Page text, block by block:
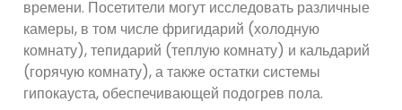
времени. Посетители могут исследовать различные
камеры, в том числе фригидарий (холодную
комнату), тепидарий (теплую комнату) и кальдарий
(горячую комнату), а также остатки системы
гипокауста, обеспечивающей подогрев пола.